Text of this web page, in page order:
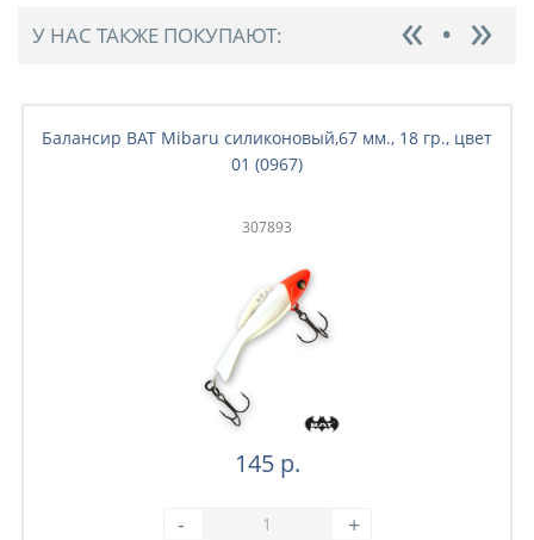
У НАС ТАКЖЕ ПОКУПАЮТ:
Балансир BAT Mibaru силиконовый,67 мм., 18 гр., цвет
01 (0967)
307893
145 р.
- +